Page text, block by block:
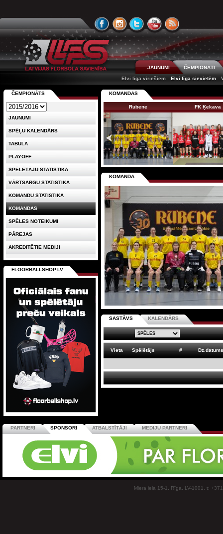
JAUNUMI
ČEMPIONĀTI
Elvi līga vīriešiem
Elvi līga sievietēm
KOMANDAS
Rubene FK Ķekava
KOMANDA
SASTĀVS KALENDĀRS
Vieta Spēlētājs # Dz.datums
ČEMPIONĀTS
JAUNUMI
SPĒĻU KALENDĀRS
TABULA
PLAYOFF
SPĒLĒTĀJU STATISTIKA
VĀRTSARGU STATISTIKA
KOMANDU STATISTIKA
KOMANDAS
SPĒLES NOTEIKUMI
PĀREJAS
AKREDITĒTIE MEDIJI
FLOORBALLSHOP.LV
PARTNERI SPONSORI ATBALSTĪTĀJI MEDIJU PARTNERI
Miera iela 15-1, Rīga, LV-1001, t: